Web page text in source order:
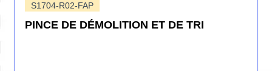
S1704-R02-FAP
PINCE DE DÉMOLITION ET DE TRI